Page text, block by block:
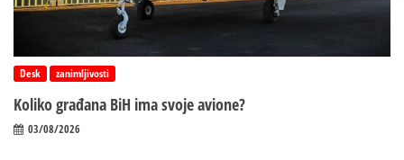
Desk zanimljivosti
Koliko građana BiH ima svoje avione?
03/08/2026